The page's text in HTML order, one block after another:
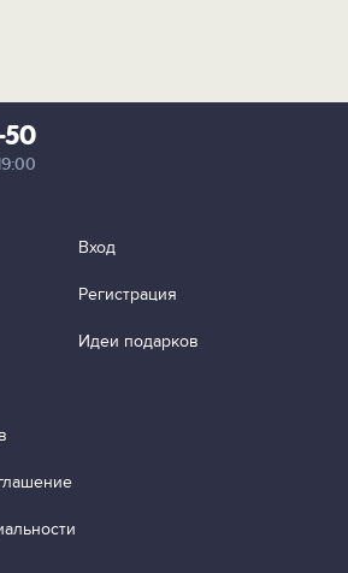
50
Вход
Регистрация
Идеи подарков